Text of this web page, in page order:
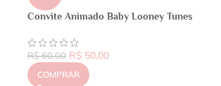
Convite Animado Baby Looney Tunes
R$60,00 R$ 50,00
COMPRAR